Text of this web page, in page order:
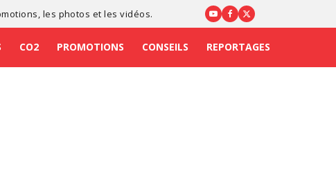
, les photos et les vidéos.
CO2 PROMOTIONS CONSEILS REPORTAGES